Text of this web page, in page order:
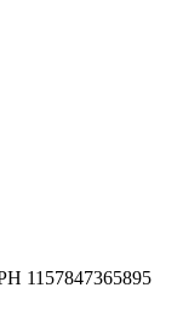
1157847365895